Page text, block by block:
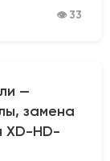
👁 33
—
замена
XD-HD-